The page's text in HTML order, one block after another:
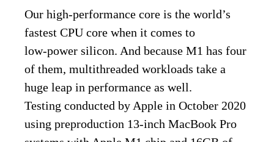
Our high‑performance core is the world’s
fastest CPU core when it comes to
low‑power silicon. And because M1 has four
of them, multithreaded workloads take a
huge leap in performance as well.
Testing conducted by Apple in October 2020
using preproduction 13‑inch MacBook Pro